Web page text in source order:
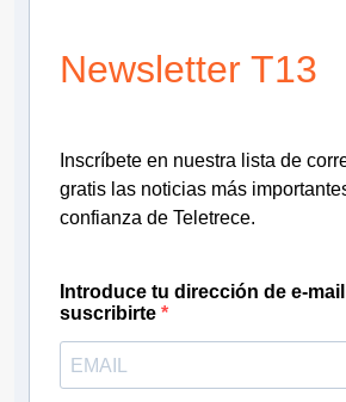
Newsletter T13
Inscríbete en nuestra lista de
gratis las noticias más
confianza de Teletrece.
Introduce tu dirección de e-
suscribirte